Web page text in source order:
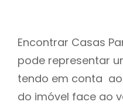
Encontrar Casas
pode representar
tendo em conta
do imóvel face ao